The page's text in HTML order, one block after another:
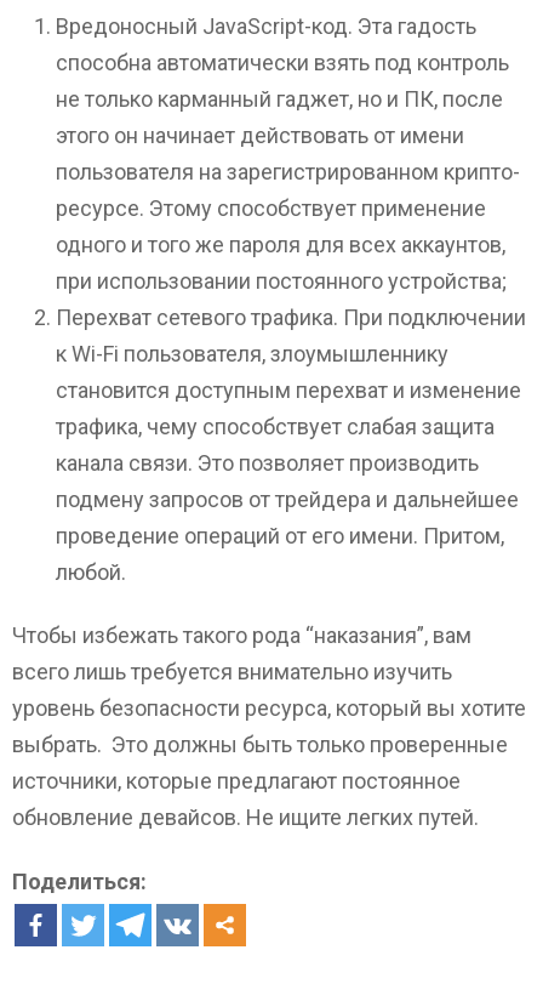
Вредоносный JavaScript-код. Эта гадость
способна автоматически взять под контроль
не только карманный гаджет, но и ПК, после
этого он начинает действовать от имени
пользователя на зарегистрированном крипто-
ресурсе. Этому способствует применение
одного и того же пароля для всех аккаунтов,
при использовании постоянного устройства;
Перехват сетевого трафика. При подключении
к Wi-Fi пользователя, злоумышленнику
становится доступным перехват и изменение
трафика, чему способствует слабая защита
канала связи. Это позволяет производить
подмену запросов от трейдера и дальнейшее
проведение операций от его имени. Притом,
любой.
Чтобы избежать такого рода “наказания”, вам
всего лишь требуется внимательно изучить
уровень безопасности ресурса, который вы хотите
выбрать. Это должны быть только проверенные
источники, которые предлагают постоянное
обновление девайсов. Не ищите легких путей.
Поделиться: